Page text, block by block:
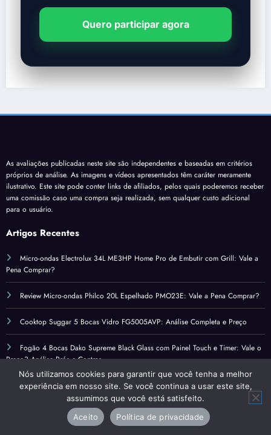
Quero participar agora
As avaliações publicadas neste site são independentes e baseadas em critérios
próprios de análise. As imagens e vídeos apresentados têm caráter meramente
ilustrativo. Este site pode conter links de afiliados, pelos quais poderemos receber
uma comissão caso uma compra seja realizada, sem qualquer custo adicional
para o usuário.
Artigos Recentes
Micro-ondas Electrolux 34L ME3HP Home Pro de Embutir com Grill: Vale a
Pena Comprar?
Review Micro-ondas Philco 20L Espelhado PMO23E: Vale a Pena Comprar?
Cooktop Suggar 5 Bocas Vidro FG5005AVP: Análise Completa e Preço
Fogão 4 Bocas Dako Supreme Black Glass com Painel Touch e Timer: Vale o
Preço? Análise Prós e Contras
Contato
Política de Privacidade – Review Cozinhas
Nós utilizamos cookies para garantir que você tenha a melhor
experiência em nosso site. Se você continua a usar este site,
assumimos que você está satisfeito.
Aceito
Política de privacidade